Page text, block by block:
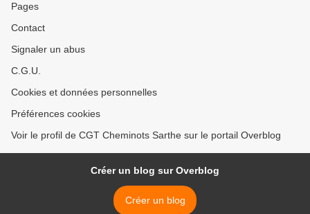
Pages
Contact
Signaler un abus
C.G.U.
Cookies et données personnelles
Préférences cookies
Voir le profil de CGT Cheminots Sarthe sur le portail Overblog
Créer un blog sur Overblog
Créer un blog